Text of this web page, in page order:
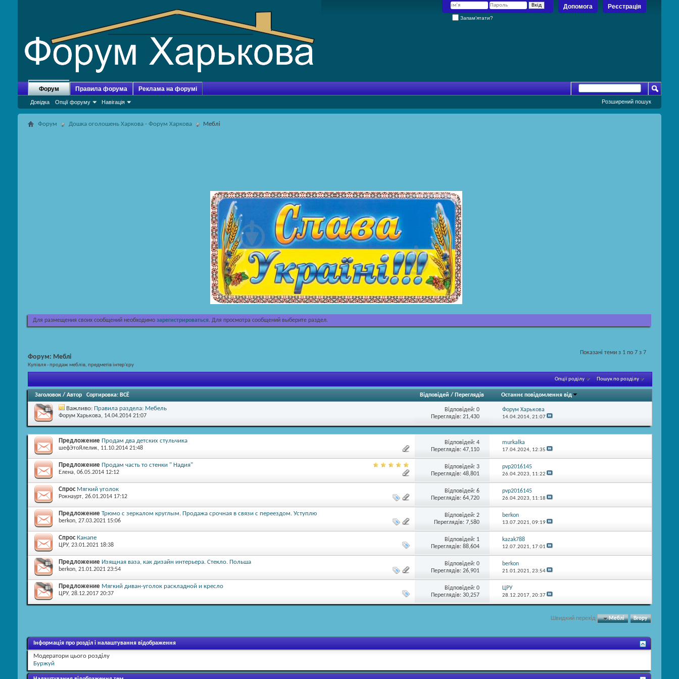
Реєстрація
Допомога
Запам’ятати?
Форум
Довідка Опції форуму Навігація
Правила форума Реклама на форумі
Розширений пошук
Форум Дошка оголошень Харкова - Форум Харкова Меблі
Для размещения своих сообщений необходимо зарегистрироваться. Для просмотра сообщений выберите раздел.
Показані теми з 1 по 7 з 7
Форум: Меблі
Купівля - продаж меблів, предметів інтер'єру
Опції роділу Пошук по розділу
Заголовок / Автор Сортировка: ВСЁ Відповідей / Переглядів Останнє повідомлення від
Важливо: Правила раздела: Мебель
Форум Харькова, 14.04.2014 21:07
Відповідей:0
Переглядів: 21,430
Форум Харькова
14.04.2014, 21:07
Предложение Продам два детских стульчика
шефЭтоЯлелик, 11.10.2014 21:48
Відповідей:4
Переглядів: 47,110
murkalka
17.04.2024, 12:35
Предложение Продам часть то стенки " Надия"
Елена, 06.05.2014 12:12
Відповідей:3
Переглядів: 48,801
pvp2016145
26.04.2023, 11:22
Спрос Мягкий уголок
Рокнаурт, 26.01.2014 17:12
Відповідей:6
Переглядів: 64,720
pvp2016145
26.04.2023, 11:18
Предложение Трюмо с зеркалом круглым. Продажа срочная в связи с переездом. Уступлю
berkon, 27.03.2021 15:06
Відповідей:2
Переглядів: 7,580
berkon
13.07.2021, 09:19
Спрос Канапе
ЦРУ, 23.01.2021 18:38
Відповідей: 1
Переглядів: 88,604
kazak788
12.07.2021, 17:01
Предложение Изящная ваза, как дизайн интерьера. Стекло. Польша
berkon, 21.01.2021 23:54
Відповідей:0
Переглядів: 26,901
berkon
21.01.2021, 23:54
Предложение Мягкий диван-уголок раскладной и кресло
ЦРУ, 28.12.2017 20:37
Відповідей:0
Переглядів: 30,257
ЦРУ
28.12.2017, 20:37
Швидкий перехід Меблі Вгору
Інформація про розділ і налаштування відображення
Модератори цього розділу
Буржуй